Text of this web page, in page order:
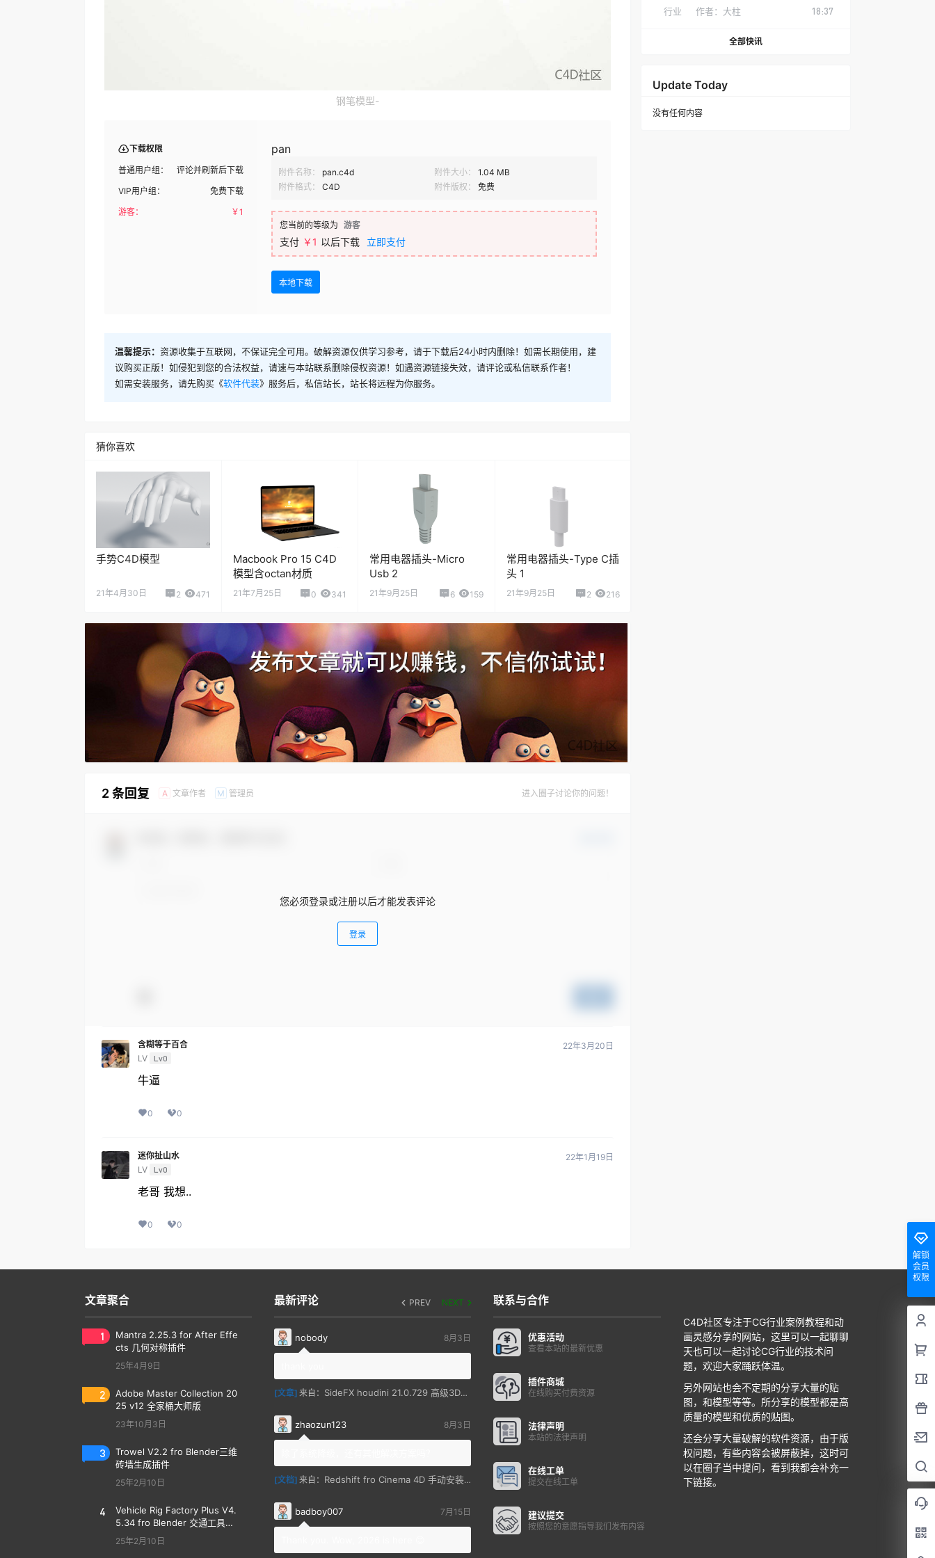
钢笔模型-
下载权限
普通用户组：
评论并刷新后下载
VIP用户组：
免费下载
游客：
￥1
pan
附件名称： pan.c4d 附件大小：
1.04 MB
附件格式：
C4D 附件版权： 免费
您当前的等级为 游客
支付 ￥1 以后下载 立即支付
本地下载
温馨提示： 资源收集于互联网，不保证完全可用。破解资源仅供学习参考，请于下载后24小时内删除！如需长期使用，建
议购买正版！如侵犯到您的合法权益，请速与本站联系删除侵权资源！如遇资源链接失效，请评论或私信联系作者！
如需安装服务，请先购买《软件代装》服务后，私信站长，站长将远程为你服务。
猜你喜欢
手势C4D模型
21年4月30日 2 471
Macbook Pro 15 C4D
模型含octan材质
21年7月25日 0 341
常用电器插头-Micro
Usb 2
21年9月25日 6 159
常用电器插头-Type C插
头 1
21年9月25日 2 216
2 条回复 A 文章作者 M 管理员 进入圈子讨论你的问题！
您必须登录或注册以后才能发表评论
登录
含糊等于百合
LV Lv0
22年3月20日
牛逼
0 0
迷你扯山水
LV Lv0
22年1月19日
老哥 我想..
0 0
行业 作者： 大柱 18:37
全部快讯
Update Today
没有任何内容
解锁
会员
权限
文章聚合
1
Mantra 2.25.3 for After Effe
cts 几何对称插件
25年4月9日
2
Adobe Master Collection 20
25 v12 全家桶大师版
23年10月3日
3
Trowel V2.2 fro Blender三维
砖墙生成插件
25年2月10日
4
Vehicle Rig Factory Plus V4.
5.34 fro Blender 交通工具汽
车绑定插件
25年2月10日
最新评论 PREV NEXT
nobody 8月3日
[文章] 来自： SideFX houdini 21.0.729 高级3D特效软件
zhaozun123 8月3日
[文档] 来自： Redshift fro Cinema 4D 手动安装教程
badboy007 7月15日
联系与合作
优惠活动
查看本站的最新优惠
插件商城
在线购买付费资源
法律声明
本站的法律声明
在线工单
提交在线工单
建议提交
按照您的意愿指导我们发布内容
C4D社区专注于CG行业案例教程和动
画灵感分享的网站，这里可以一起聊聊
天也可以一起讨论CG行业的技术问
题，欢迎大家踊跃体温。
另外网站也会不定期的分享大量的贴
图，和模型等等。所分享的模型都是高
质量的模型和优质的贴图。
还会分享大量破解的软件资源，由于版
权问题，有些内容会被屏蔽掉，这时可
以在圈子当中提问，看到我都会补充一
下链接。